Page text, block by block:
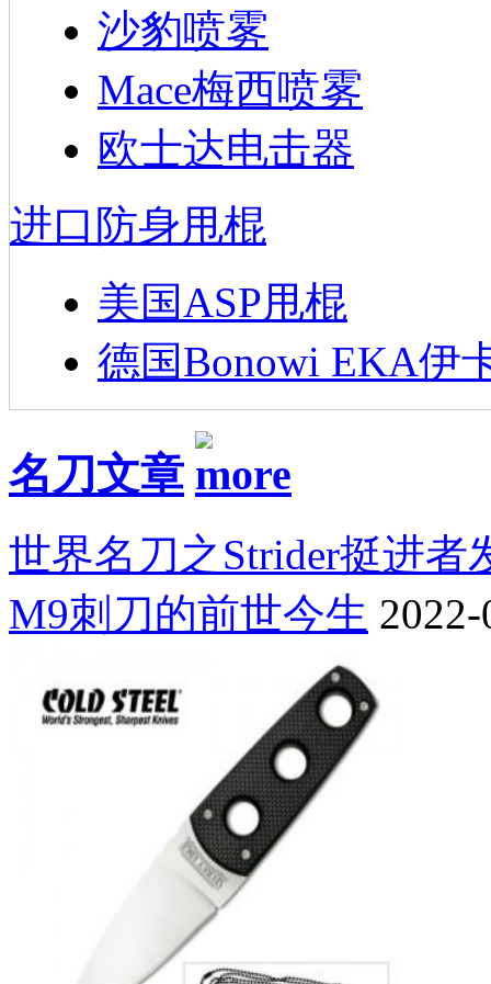
沙豹喷雾
Mace梅西喷雾
欧士达电击器
进口防身甩棍
美国ASP甩棍
德国Bonowi EKA伊
名刀文章
世界名刀之Strider挺进者
M9刺刀的前世今生